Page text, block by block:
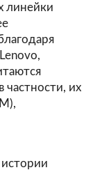
линейки
их